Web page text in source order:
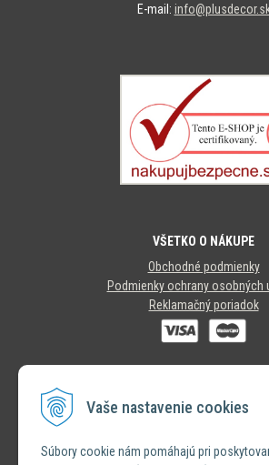
Vaše nastavenie cookies
Súbory cookie nám pomáhajú pri
E-mail:
VŠETKO O NÁKUPE
Obchodné podmienky
Podmienky ochrany osobných
Reklamačný poriadok
SLEDUJTE NÁS